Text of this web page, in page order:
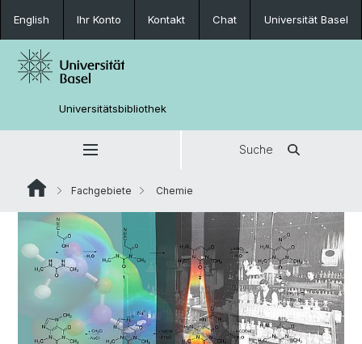
English Ihr Konto Kontakt Chat Universität Basel
Universitätsbibliothek
Suche
Fachgebiete Chemie